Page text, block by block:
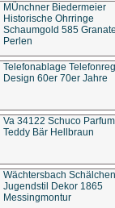
MÜnchner Biedermeier
Historische Ohrringe
Schaumgold 585
Perlen
Telefonablage
Design 60er 70er Jahre
Va 34122 Schuco
Teddy Bär Hellbraun
Wächtersbach Schälchen
Jugendstil Dekor 1865
Messingmontur